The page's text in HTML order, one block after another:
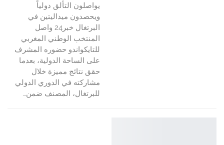
يواصلون التألق دولياً
ويحصدون ميداليتين في
البرتغال خبر24 واصل
المنتخب الوطني المغربي
للتايكواندو حضوره المشرف
على الساحة الدولية، بعدما
حقق نتائج مميزة خلال
مشاركته في الدوري الدولي
للبرتغال، المصنف ضمن…